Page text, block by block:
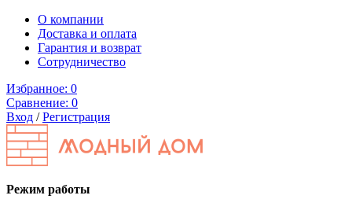
О компании
Доставка и оплата
Гарантия и возврат
Сотрудничество
Избранное: 0
Сравнение: 0
Вход /Регистрация
Режим работы